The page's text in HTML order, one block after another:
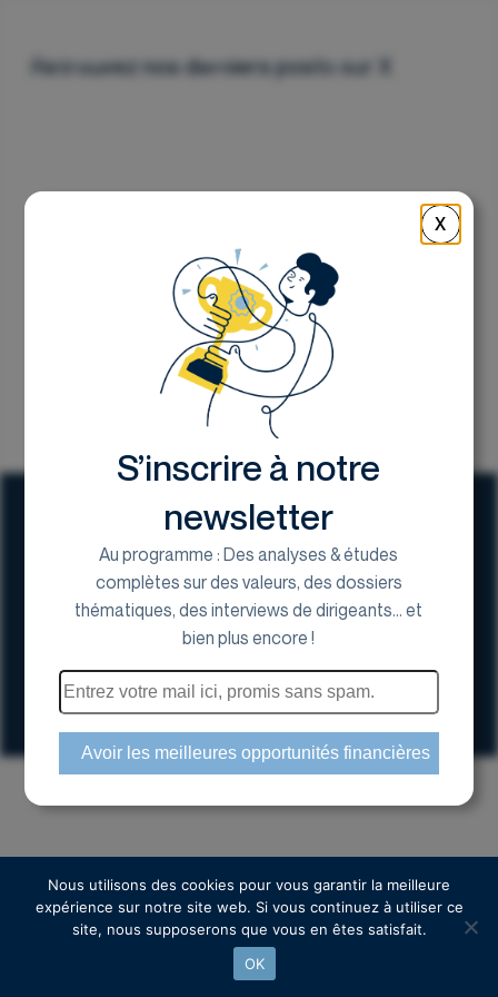
17 Avenue George V, 75008 Paris
Espace actionnaire
Copyright © 2024 Euroland Corporate
Retrouvez nos derniers posts sur X
X
S’inscrire à notre
newsletter
Au programme : Des analyses & études
complètes sur des valeurs, des dossiers
thématiques, des interviews de dirigeants... et
bien plus encore !
Nous utilisons des cookies pour vous garantir la meilleure
expérience sur notre site web. Si vous continuez à utiliser ce
site, nous supposerons que vous en êtes satisfait.
OK